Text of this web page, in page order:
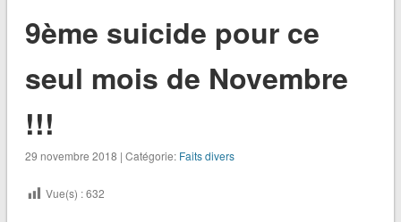
9ème suicide pour ce
seul mois de Novembre
!!!
29 novembre 2018 | Catégorie: Faits divers
Vue(s) :632